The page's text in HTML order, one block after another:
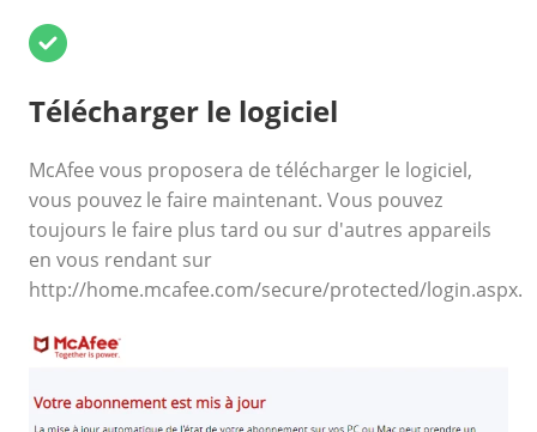
Télécharger le logiciel
McAfee vous proposera de télécharger le logiciel,
vous pouvez le faire maintenant. Vous pouvez
toujours le faire plus tard ou sur d'autres appareils
en vous rendant sur
http://home.mcafee.com/secure/protected/login.aspx.